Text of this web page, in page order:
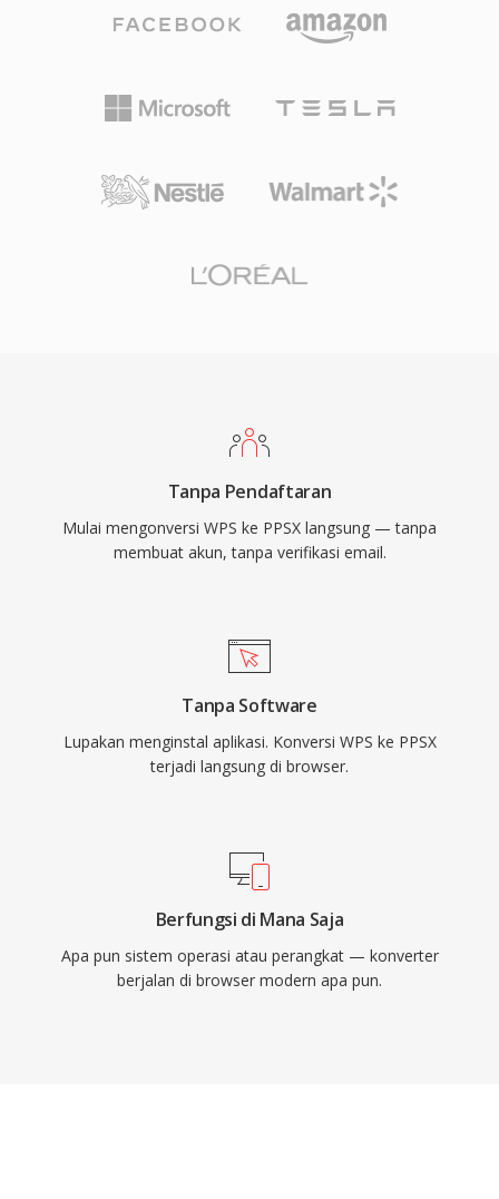
Tanpa Pendaftaran
Mulai mengonversi WPS ke PPSX langsung — tanpa
membuat akun, tanpa verifikasi email.
Tanpa Software
Lupakan menginstal aplikasi. Konversi WPS ke PPSX
terjadi langsung di browser.
Berfungsi di Mana Saja
Apa pun sistem operasi atau perangkat — konverter
berjalan di browser modern apa pun.